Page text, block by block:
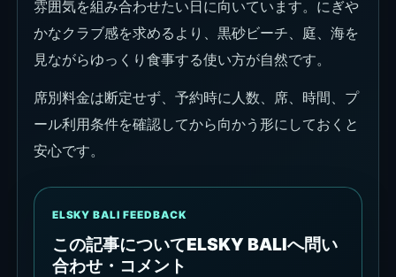
雰囲気を組み合わせたい日に向いています。にぎや
かなクラブ感を求めるより、黒砂ビーチ、庭、海を
見ながらゆっくり食事する使い方が自然です。
席別料金は断定せず、予約時に人数、席、時間、プ
ール利用条件を確認してから向かう形にしておくと
安心です。
ELSKY BALI FEEDBACK
この記事についてELSKY BALIへ問い
合わせ・コメント